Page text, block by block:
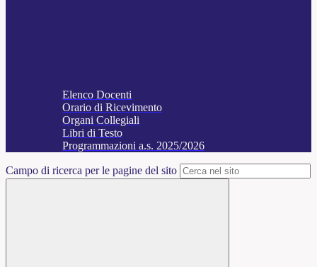
Elenco Docenti
Orario di Ricevimento
Organi Collegiali
Libri di Testo
Programmazioni a.s. 2025/2026
Campo di ricerca per le pagine del sito